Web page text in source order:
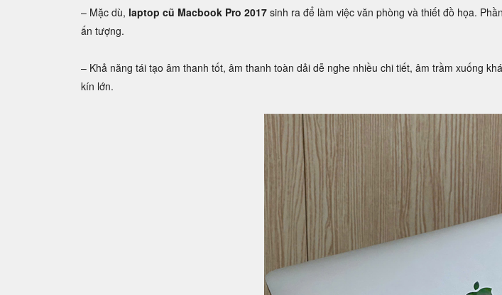
– Mặc dù, laptop cũ Macbook Pro 2017 sinh ra để làm việc văn phòng và thiết đồ họa.
ấn tượng.
– Khả năng tái tạo âm thanh tốt, âm thanh toàn dải dễ nghe nhiều chi tiết, âm trầm xuống
kín lớn.